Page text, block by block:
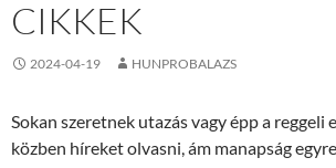
CIKKEK
2024-04-19 HUNPROBALAZS
Sokan szeretnek utazás vagy épp a reggeli
közben híreket olvasni, ám manapság